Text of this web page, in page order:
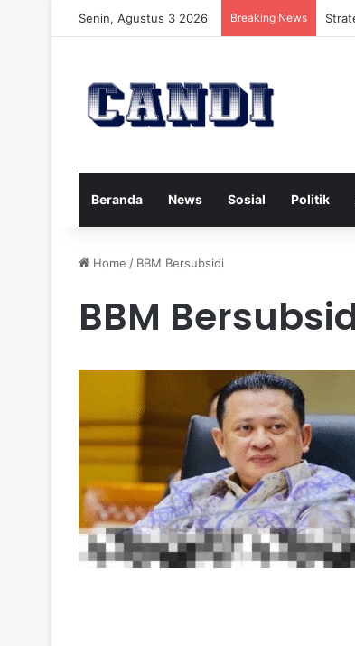
Senin, Agustus 3 2026 Breaking News
Beranda News Sosial Politik
Home / BBM Bersubsidi
BBM